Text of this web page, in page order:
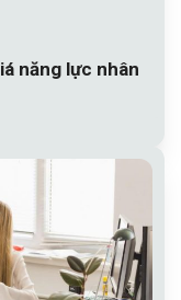
năng lực nhân